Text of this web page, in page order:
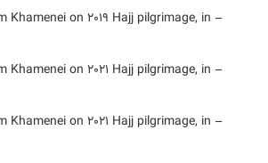
Khamenei on 2019 Hajj pilgrimage, in
Khamenei on 2021 Hajj pilgrimage, in
Khamenei on 2021 Hajj pilgrimage, in